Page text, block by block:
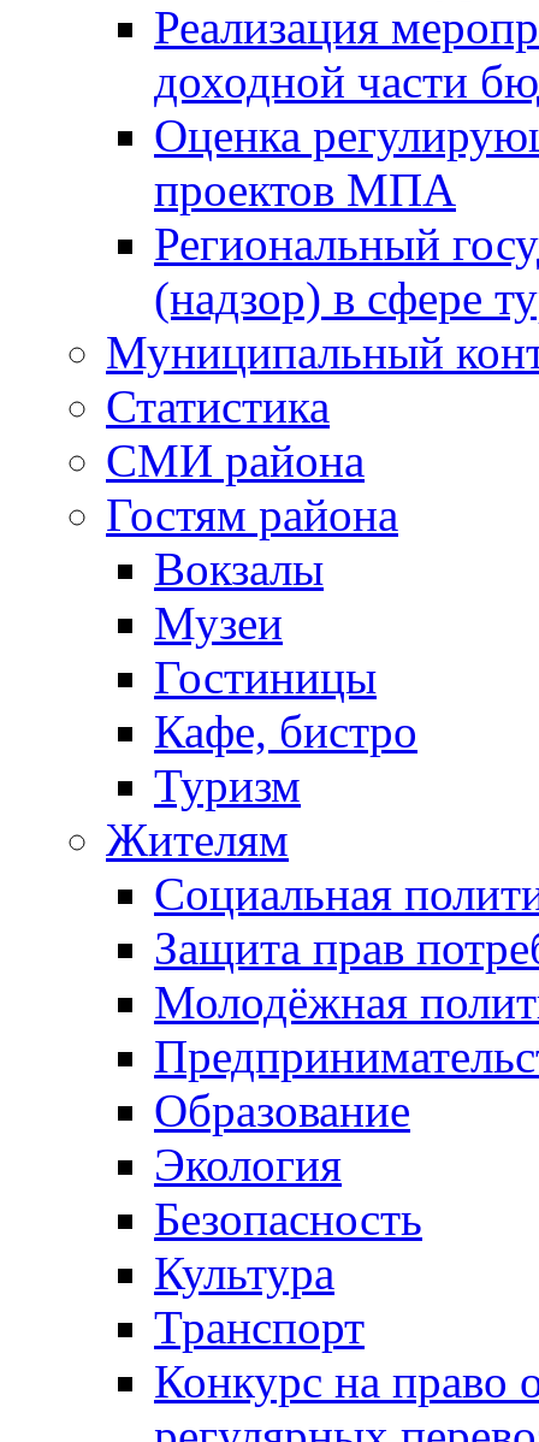
Реализация
доходной части
Оценка
проектов МПА
Региональный
(надзор) в сфере
Муниципальный
Статистика
СМИ района
Гостям района
Вокзалы
Музеи
Гостиницы
Кафе, бистро
Туризм
Жителям
Социальная
Защита прав
Молодёжная
Образование
Экология
Безопасность
Культура
Транспорт
Конкурс на право